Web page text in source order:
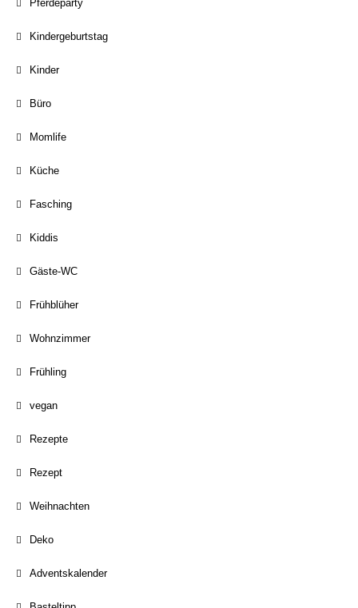
Pferdeparty
Kindergeburtstag
Kinder
Büro
Momlife
Küche
Fasching
Kiddis
Gäste-WC
Frühblüher
Wohnzimmer
Frühling
vegan
Rezepte
Rezept
Weihnachten
Deko
Adventskalender